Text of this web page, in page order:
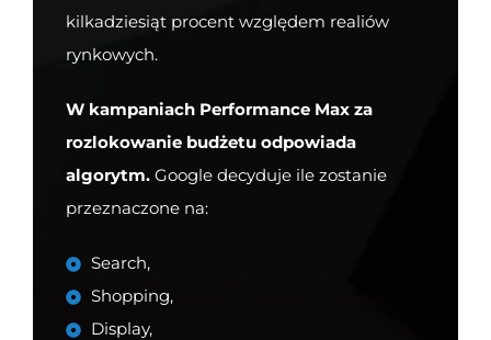
kilkadziesiąt procent względem realiów
rynkowych.
W kampaniach Performance Max za
rozlokowanie budżetu odpowiada
algorytm. Google decyduje ile zostanie
przeznaczone na:
Search,
Shopping,
Display,